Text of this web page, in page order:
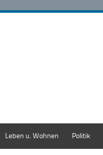
Leben u. Wohnen Politik